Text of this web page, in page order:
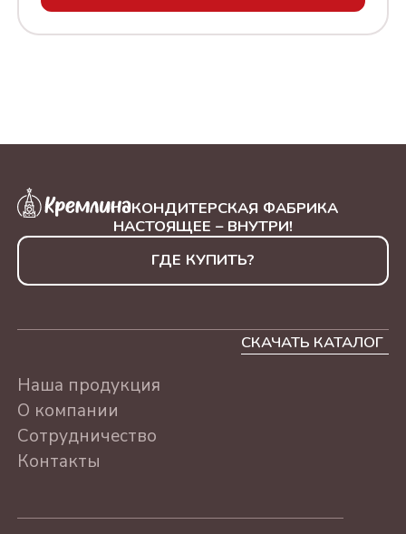
АССОРТИ
"МОСКОВСКИЕ ТАЙНЫ",
АССОРТИ, 230Г
ЛЮБИМОМУ УЧИТЕЛЮ
АССОРТИ 500г
АССОРТИ 500г
АССОРТИ 500г
С ДНЕМ РОЖДЕНИЯ
АССОРТИ 500г
БЕЗ САХАРА" АССОРТИ,
КОНДИТЕРСКАЯ ФАБРИКА
НАСТОЯЩЕЕ – ВНУТРИ!
ГДЕ КУПИТЬ?
Наша продукция
О компании
Сотрудничество
Контакты
СКАЧАТЬ КАТАЛОГ